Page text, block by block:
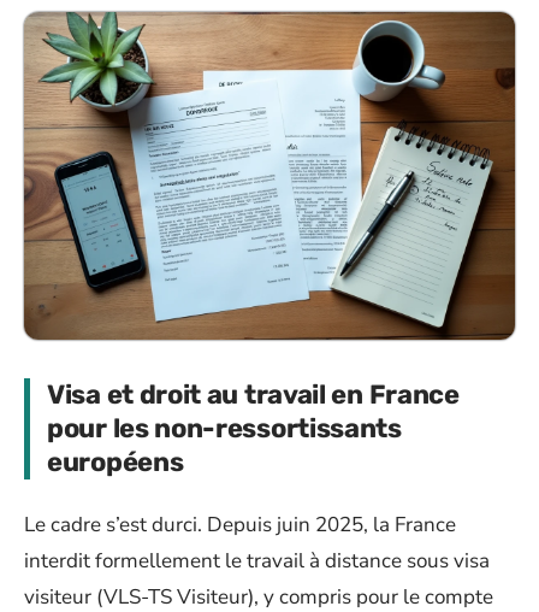
Visa et droit au travail en France
pour les non-ressortissants
européens
Le cadre s’est durci. Depuis juin 2025, la France
interdit formellement le travail à distance sous visa
visiteur (VLS-TS Visiteur), y compris pour le compte